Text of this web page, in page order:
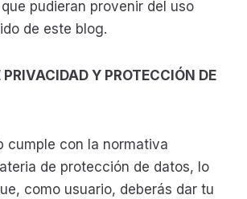
pudieran provenir del uso
de este blog.
Y PROTECCIÓN DE
cumple con la normativa
de protección de datos, lo
como usuario, deberás dar tu